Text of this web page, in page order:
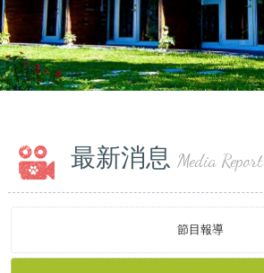
最新消息 Media Report
節目報導